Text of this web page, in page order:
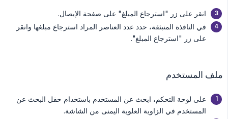
انقر على زر "استرجاع المبلغ" على صفحة الإيصال.
في النافذة المنبثقة، حدد عدد العناصر المراد استرجاع مبلغها وانقر
على زر "استرجاع المبلغ".
ملف المستخدم
على لوحة التحكم، ابحث عن المستخدم باستخدام حقل البحث عن
المستخدم في الزاوية العلوية اليمنى من الشاشة.